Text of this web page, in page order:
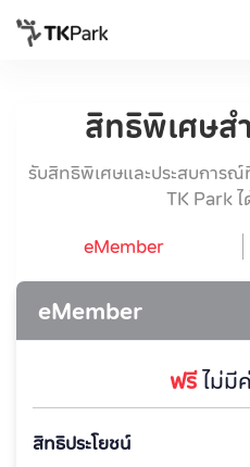
สิทธิพิเศษส
รับสิทธิพิเศษและประสบการ
TK Park
eMember
eMember
ฟรีไม่มี
สิทธิประโยชน์